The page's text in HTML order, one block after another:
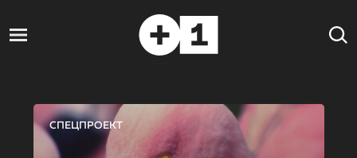
СПЕЦПРОЕКТ